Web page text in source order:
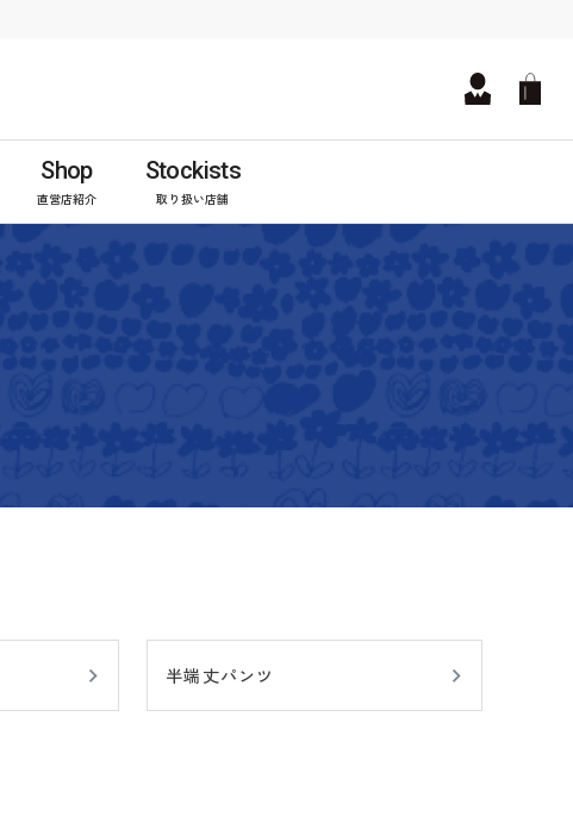
Shop
直営店紹介
Stockists
取り扱い店舗
半端丈パンツ